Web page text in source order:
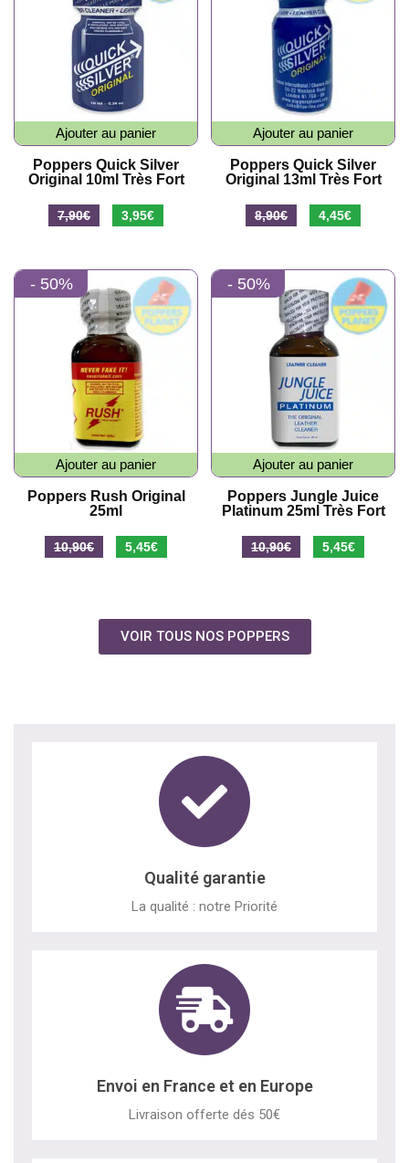
Ajouter au panier
Poppers Quick Silver
Original 10ml Très Fort
7,90€ 3,95€
Ajouter au panier
Poppers Quick Silver
Original 13ml Très Fort
8,90€ 4,45€
- 50%
Ajouter au panier
Poppers Rush Original
25ml
10,90€ 5,45€
- 50%
Ajouter au panier
Poppers Jungle Juice
Platinum 25ml Très Fort
10,90€ 5,45€
VOIR TOUS NOS POPPERS
Qualité garantie
La qualité : notre Priorité
Envoi en France et en Europe
Livraison offerte dés 50€